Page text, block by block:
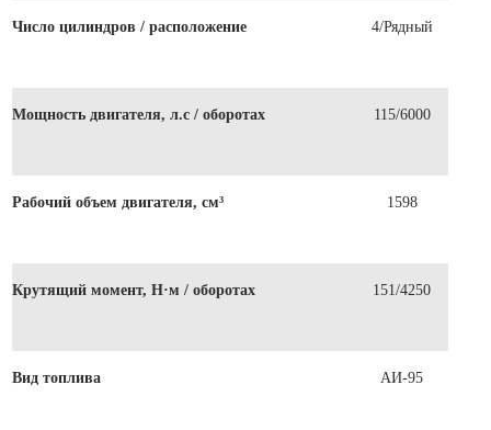
Число цилиндров / расположение 4/Рядный
Мощность двигателя, л.с / оборотах 115/6000
Рабочий объем двигателя, см³ 1598
Крутящий момент, Н·м / оборотах 151/4250
Вид топлива АИ-95